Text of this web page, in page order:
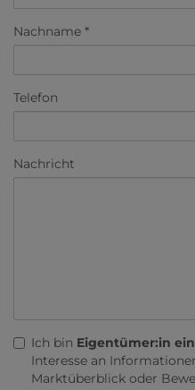
Nachname
Telefon
Nachricht
Ich bin Eigentümer:in
Interesse an
Marktüberblick oder